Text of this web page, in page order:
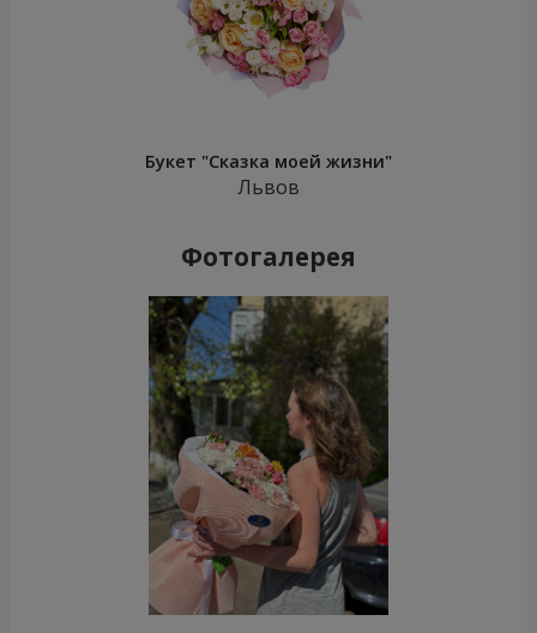
Букет "Сказка моей жизни"
Львов
Фотогалерея